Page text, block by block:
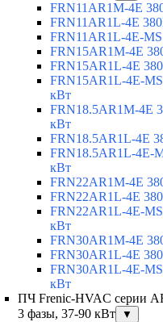
FRN11AR1M-4E
FRN11AR1L-4E
FRN11AR1L-4E-
FRN15AR1M-4E
FRN15AR1L-4E
FRN15AR1L-4E-
кВт
FRN18.5AR1M-4E
кВт
FRN18.5AR1L-4E
FRN18.5AR1L-4E-
кВт
FRN22AR1M-4E
FRN22AR1L-4E
FRN22AR1L-4E-
кВт
FRN30AR1M-4E
FRN30AR1L-4E
FRN30AR1L-4E-
кВт
ПЧ Frenic-HVAC серии
3 фазы, 37-90 кВт
▼